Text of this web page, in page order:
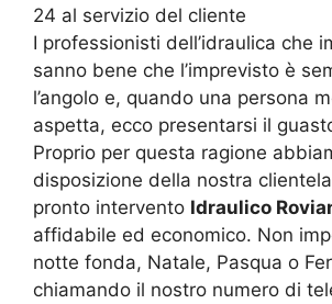
24 al servizio del cliente
I professionisti dell’idraulica che
sanno bene che l’imprevisto è
l’angolo e, quando una persona
aspetta, ecco presentarsi il
Proprio per questa ragione
disposizione della nostra
pronto intervento Idraulico
affidabile ed economico. Non
notte fonda, Natale, Pasqua o
chiamando il nostro numero di